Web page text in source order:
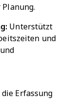
Planung.
Unterstützt
und
Erfassung